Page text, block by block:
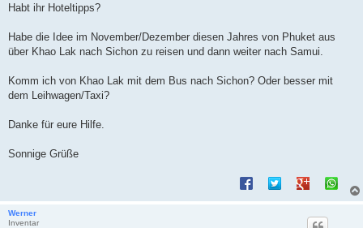
Habt ihr Hoteltipps?
Habe die Idee im November/Dezember diesen Jahres von Phuket aus
über Khao Lak nach Sichon zu reisen und dann weiter nach Samui.
Komm ich von Khao Lak mit dem Bus nach Sichon? Oder besser mit
dem Leihwagen/Taxi?
Danke für eure Hilfe.
Sonnige Grüße
Werner
Inventar